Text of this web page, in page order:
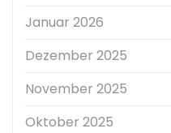
Januar 2026
Dezember 2025
November 2025
Oktober 2025